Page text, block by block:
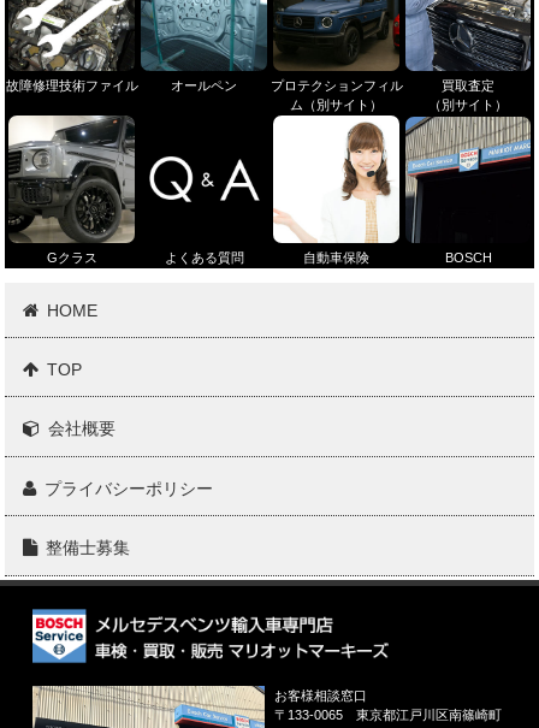
故障修理技術ファイル オールペン
プロテクションフィル
ム（別サイト）
買取査定
（別サイト）
Gクラス よくある質問 自動車保険 BOSCH
HOME
TOP
会社概要
プライバシーポリシー
整備士募集
お客様相談窓口
〒133-0065
東京都江戸川区南篠崎町